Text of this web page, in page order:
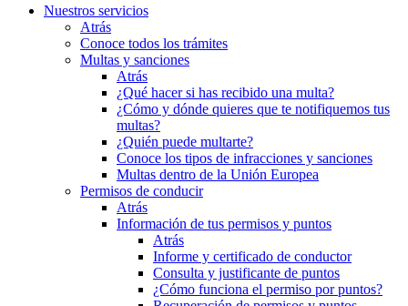
Nuestros servicios
Atrás
Conoce todos los trámites
Multas y sanciones
Atrás
¿Qué hacer si has recibido una multa?
¿Cómo y dónde quieres que te notifiquemos tus
multas?
¿Quién puede multarte?
Conoce los tipos de infracciones y sanciones
Multas dentro de la Unión Europea
Permisos de conducir
Atrás
Información de tus permisos y puntos
Atrás
Informe y certificado de conductor
Consulta y justificante de puntos
¿Cómo funciona el permiso por puntos?